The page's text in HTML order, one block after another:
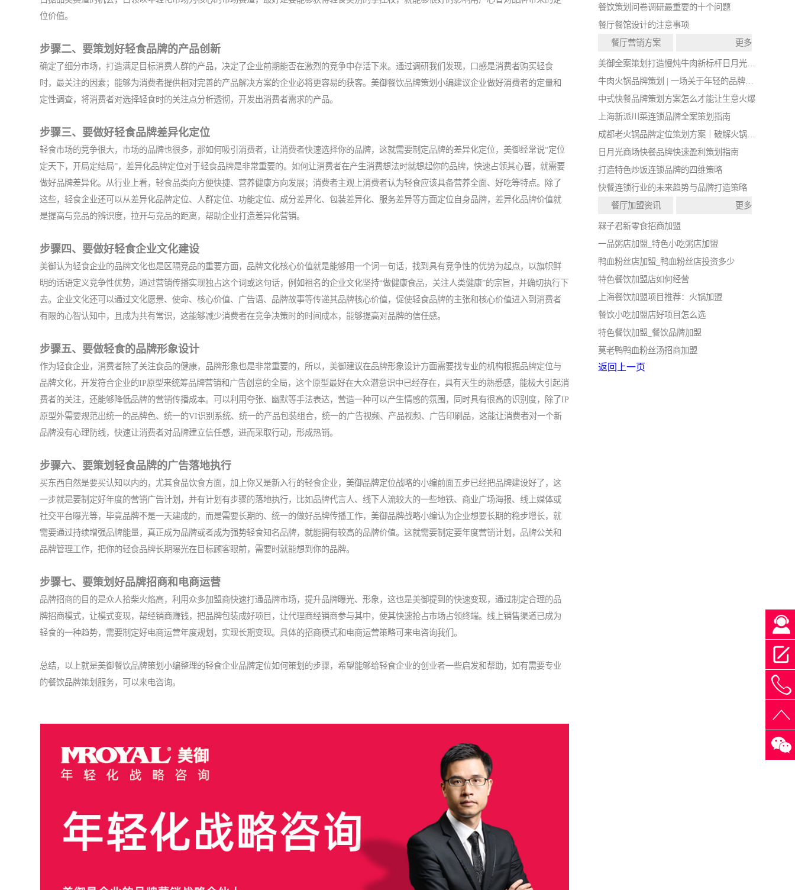
位价值。
步骤二、要策划好轻食品牌的产品创新
确定了细分市场，打造满足目标消费人群的产品，决定了企业前期能否在激烈的竞争中存活下来。通过调研我们发现，口感是消费者购买轻食
时，最关注的因素；能够为消费者提供相对完善的产品解决方案的企业必将更容易的获客。美御餐饮品牌策划小编建议企业做好消费者的定量和
定性调查，将消费者对选择轻食时的关注点分析透彻，开发出消费者需求的产品。
步骤三、要做好轻食品牌差异化定位
轻食市场的竞争很大，市场的品牌也很多，那如何吸引消费者，让消费者快速选择你的品牌，这就需要制定品牌的差异化定位，美御经常说“定位
定天下，开局定结局”，差异化品牌定位对于轻食品牌是非常重要的。如何让消费者在产生消费想法时就想起你的品牌，快速占领其心智，就需要
做好品牌差异化。从行业上看，轻食品类向方便快捷、营养健康方向发展；消费者主观上消费者认为轻食应该具备营养全面、好吃等特点。除了
这些，轻食企业还可以从差异化品牌定位、人群定位、功能定位、成分差异化、包装差异化、服务差异等方面定位自身品牌，差异化品牌价值就
是提高与竞品的辨识度，拉开与竞品的距离，帮助企业打造差异化营销。
步骤四、要做好轻食企业文化建设
美御认为轻食企业的品牌文化也是区隔竞品的重要方面，品牌文化核心价值就是能够用一个词一句话，找到具有竞争性的优势为起点，以旗帜鲜
明的话语定义竞争性优势，通过营销传播实现独占这个词或这句话，例如祖名的企业文化坚持“做健康食品，关注人类健康”的宗旨，并确切执行下
去。企业文化还可以通过文化愿景、使命、核心价值、广告语、品牌故事等传递其品牌核心价值，促使轻食品牌的主张和核心价值进入到消费者
有限的心智认知中，且成为共有常识，这能够减少消费者在竞争决策时的时间成本，能够提高对品牌的信任感。
步骤五、要做轻食的品牌形象设计
作为轻食企业，消费者除了关注食品的健康，品牌形象也是非常重要的，所以，美御建议在品牌形象设计方面需要找专业的机构根据品牌定位与
品牌文化，开发符合企业的IP原型来统筹品牌营销和广告创意的全局，这个原型最好在大众潜意识中已经存在，具有天生的熟悉感，能极大引起消
费者的关注，还能够降低品牌的营销传播成本。可以利用夸张、幽默等手法表达，营造一种可以产生情感的氛围，同时具有很高的识别度，除了IP
原型外需要规范出统一的品牌色、统一的VI识别系统、统一的产品包装组合，统一的广告视频、产品视频、广告印刷品，这能让消费者对一个新
品牌没有心理防线，快速让消费者对品牌建立信任感，进而采取行动，形成热销。
步骤六、要策划轻食品牌的广告落地执行
买东西自然是要买认知以内的，尤其食品饮食方面，加上你又是新入行的轻食企业，美御品牌定位战略的小编前面五步已经把品牌建设好了，这
一步就是要制定好年度的营销广告计划，并有计划有步骤的落地执行，比如品牌代言人、线下人流较大的一些地铁、商业广场海报、线上媒体或
社交平台曝光等，毕竟品牌不是一天建成的，而是需要长期的、统一的做好品牌传播工作，美御品牌战略小编认为企业想要长期的稳步增长，就
需要通过持续增强品牌能量，真正成为品牌或者成为强势轻食知名品牌，就能拥有较高的品牌价值。这就需要制定要年度营销计划，品牌公关和
品牌管理工作，把你的轻食品牌长期曝光在目标顾客眼前，需要时就能想到你的品牌。
步骤七、要策划好品牌招商和电商运营
品牌招商的目的是众人拾柴火焰高，利用众多加盟商快速打通品牌市场，提升品牌曝光、形象，这也是美御提到的快速变现，通过制定合理的品
牌招商模式，让模式变现，帮经销商赚钱，把品牌包装成好项目，让代理商经销商参与其中，使其快速抢占市场占领终端。线上销售渠道已成为
轻食的一种趋势，需要制定好电商运营年度规划，实现长期变现。具体的招商模式和电商运营策略可来电咨询我们。
总结，以上就是美御餐饮品牌策划小编整理的轻食企业品牌定位如何策划的步骤，希望能够给轻食企业的创业者一些启发和帮助，如有需要专业
的餐饮品牌策划服务，可以来电咨询。
餐饮策划问卷调研最重要的十个问题
餐厅餐馆设计的注意事项
餐厅营销方案
更多
美御全案策划打造慢炖牛肉新标杆日月光中心店开业
牛肉火锅品牌策划 | 一场关于年轻的品牌战略实验
中式快餐品牌策划方案怎么才能让生意火爆
上海新派川菜连锁品牌全案策划指南
成都老火锅品牌定位策划方案｜破解火锅店同质化闭店难题
日月光商场快餐品牌快速盈利策划指南
打造特色炒饭连锁品牌的四维策略
快餐连锁行业的未来趋势与品牌打造策略
餐厅加盟资讯
更多
槑子君新零食招商加盟
一品粥店加盟_特色小吃粥店加盟
鸭血粉丝店加盟_鸭血粉丝店投资多少
特色餐饮加盟店如何经营
上海餐饮加盟项目推荐：火锅加盟
餐饮小吃加盟店好项目怎么选
特色餐饮加盟_餐饮品牌加盟
莫老鸭鸭血粉丝汤招商加盟
返回上一页